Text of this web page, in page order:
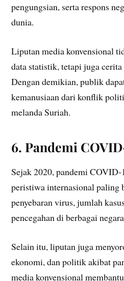
pengungsian, serta respons
dunia.
Liputan media konvensional
data statistik, tetapi juga
Dengan demikian, publik
kemanusiaan dari konflik
melanda Suriah.
6. Pandemi
Sejak 2020, pandemi COVID-
peristiwa internasional paling
penyebaran virus, jumlah
pencegahan di berbagai
Selain itu, liputan juga
ekonomi, dan politik akibat
media konvensional